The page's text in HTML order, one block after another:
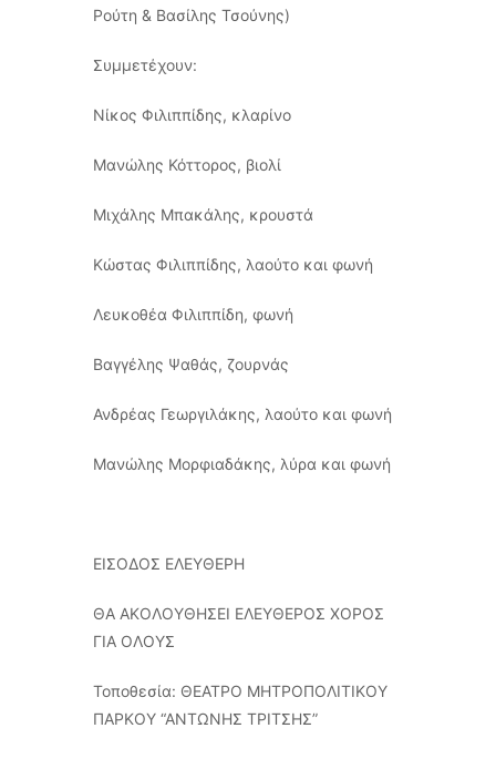
Ρούτη & Βασίλης Τσούνης)
Συμμετέχουν:
Νίκος Φιλιππίδης, κλαρίνο
Μανώλης Κόττορος, βιολί
Μιχάλης Μπακάλης, κρουστά
Κώστας Φιλιππίδης, λαούτο και φωνή
Λευκοθέα Φιλιππίδη, φωνή
Βαγγέλης Ψαθάς, ζουρνάς
Ανδρέας Γεωργιλάκης, λαούτο και φωνή
Μανώλης Μορφιαδάκης, λύρα και φωνή
ΕΙΣΟΔΟΣ ΕΛΕΥΘΕΡΗ
ΘΑ ΑΚΟΛΟΥΘΗΣΕΙ ΕΛΕΥΘΕΡΟΣ ΧΟΡΟΣ
ΓΙΑ ΟΛΟΥΣ
Τοποθεσία: ΘΕΑΤΡΟ ΜΗΤΡΟΠΟΛΙΤΙΚΟΥ
ΠΑΡΚΟΥ “ΑΝΤΩΝΗΣ ΤΡΙΤΣΗΣ”